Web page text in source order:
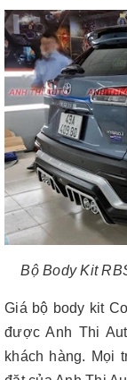
Bộ Body Kit
Giá bộ body kit
được Anh Thi
khách hàng. Mọi